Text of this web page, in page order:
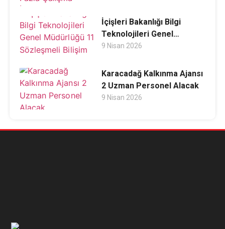
İçişleri Bakanlığı Bilgi
Teknolojileri Genel
Müdürlüğü 11 Sözleşmeli
9 Nisan 2026
Karacadağ Kalkınma Ajansı
2 Uzman Personel Alacak
9 Nisan 2026